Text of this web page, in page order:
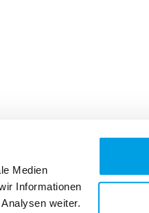
Medien
Informationen
weiter.